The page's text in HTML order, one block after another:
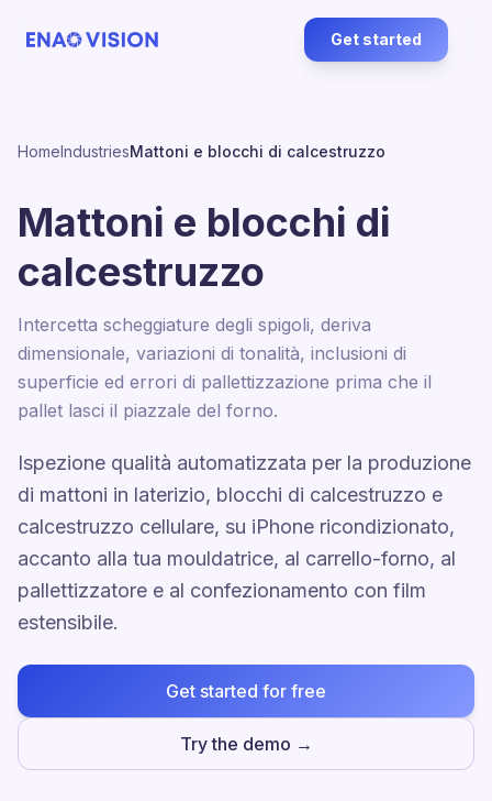
Get started
HomeIndustriesMattoni e blocchi di calcestruzzo
Mattoni e blocchi di
calcestruzzo
Intercetta scheggiature degli spigoli, deriva
dimensionale, variazioni di tonalità, inclusioni di
superficie ed errori di pallettizzazione prima che il
pallet lasci il piazzale del forno.
Ispezione qualità automatizzata per la produzione
di mattoni in laterizio, blocchi di calcestruzzo e
calcestruzzo cellulare, su iPhone ricondizionato,
accanto alla tua mouldatrice, al carrello-forno, al
pallettizzatore e al confezionamento con film
estensibile.
Get started for free
Try the demo →